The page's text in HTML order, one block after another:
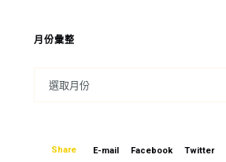
月份彙整
Share E-mail Facebook Twitter